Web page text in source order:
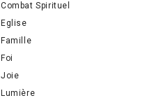
Combat Spirituel
Eglise
Famille
Foi
Joie
Lumière